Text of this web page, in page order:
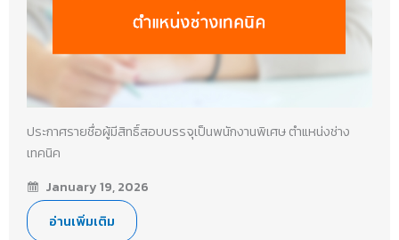
ประกาศรายชื่อผู้มีสิทธิ์สอบบรรจุเป็นพนักงานพิเศษ ตำแหน่งช่าง
เทคนิค
January 19, 2026
อ่านเพิ่มเติม